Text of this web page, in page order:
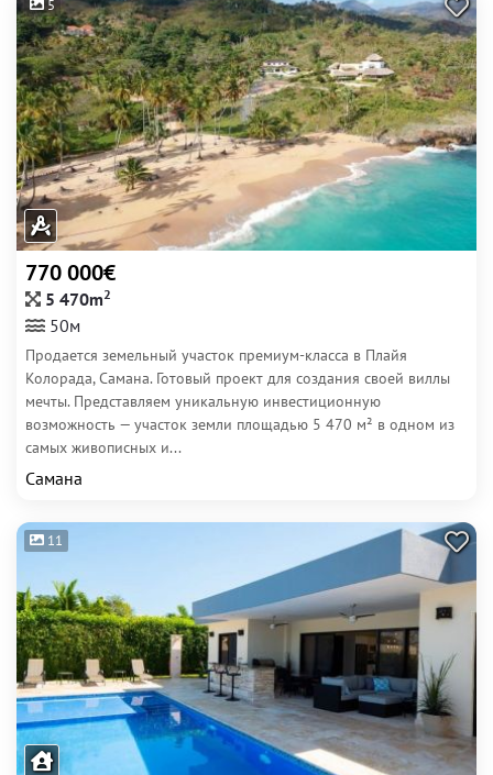
5
770 000€
5 470m2
50м
Продается земельный участок премиум-класса в Плайя
Колорада, Самана. Готовый проект для создания своей виллы
мечты. Представляем уникальную инвестиционную
возможность — участок земли площадью 5 470 м² в одном из
самых живописных и...
Самана
11